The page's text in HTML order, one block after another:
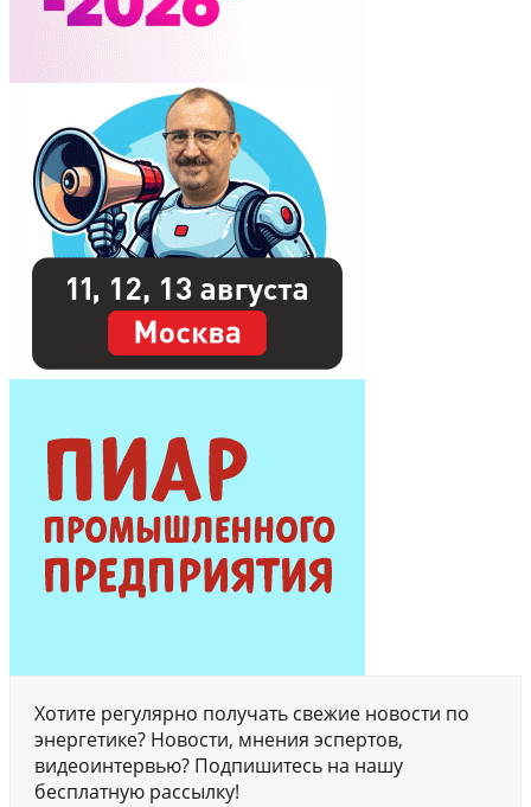
Хотите регулярно получать свежие новости по
энергетике? Новости, мнения эспертов,
видеоинтервью? Подпишитесь на нашу
бесплатную рассылку!